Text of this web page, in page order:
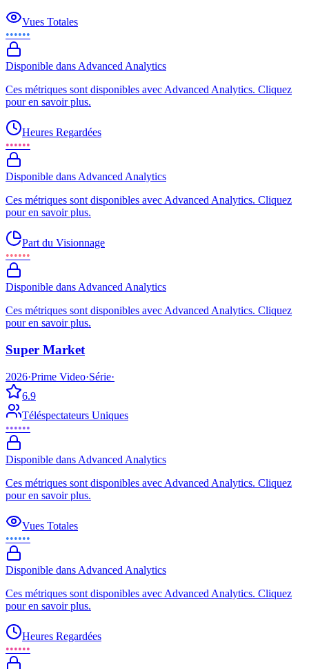
Vues Totales
••••••
Disponible dans Advanced Analytics
Ces métriques sont disponibles avec Advanced Analytics. Cliquez
pour en savoir plus.
Heures Regardées
••••••
Disponible dans Advanced Analytics
Ces métriques sont disponibles avec Advanced Analytics. Cliquez
pour en savoir plus.
Part du Visionnage
••••••
Disponible dans Advanced Analytics
Ces métriques sont disponibles avec Advanced Analytics. Cliquez
pour en savoir plus.
Super Market
2026·Prime Video·Série·
6.9
Téléspectateurs Uniques
••••••
Disponible dans Advanced Analytics
Ces métriques sont disponibles avec Advanced Analytics. Cliquez
pour en savoir plus.
Vues Totales
••••••
Disponible dans Advanced Analytics
Ces métriques sont disponibles avec Advanced Analytics. Cliquez
pour en savoir plus.
Heures Regardées
••••••